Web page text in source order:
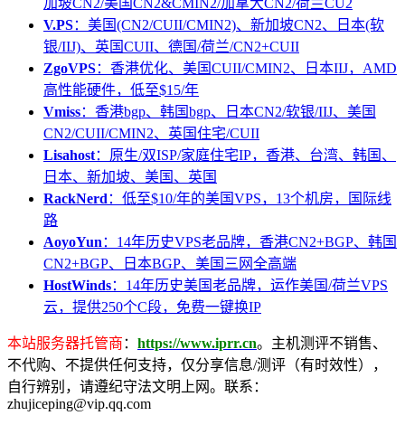
加坡CN2/美国CN2&CMIN2/加拿大CN2/荷兰CU2
V.PS：美国(CN2/CUII/CMIN2)、新加坡CN2、日本(软
银/IIJ)、英国CUII、德国/荷兰/CN2+CUII
ZgoVPS：香港优化、美国CUII/CMIN2、日本IIJ，AMD
高性能硬件，低至$15/年
Vmiss：香港bgp、韩国bgp、日本CN2/软银/IIJ、美国
CN2/CUII/CMIN2、英国住宅/CUII
Lisahost：原生/双ISP/家庭住宅IP，香港、台湾、韩国、
日本、新加坡、美国、英国
RackNerd ：低至$10/年的美国VPS，13个机房，国际线
路
AoyoYun ：14年历史VPS老品牌，香港CN2+BGP、韩国
CN2+BGP、日本BGP、美国三网全高端
HostWinds：14年历史美国老品牌，运作美国/荷兰VPS
云，提供250个C段，免费一键换IP
本站服务器托管商 ： https://www.iprr.cn。主机测评不销售、
不代购、不提供任何支持，仅分享信息/测评（有时效性），
自行辨别，请遵纪守法文明上网。联系：
zhujiceping@vip.qq.com